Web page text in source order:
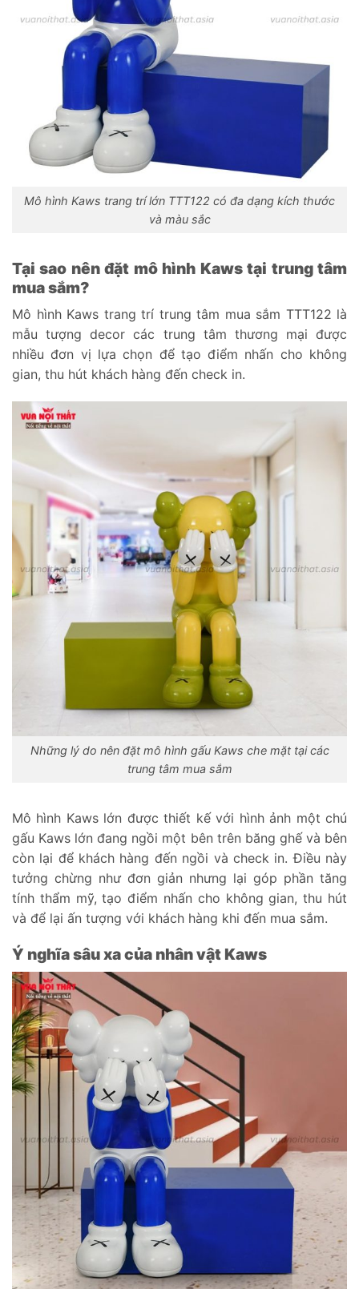
Mô hình Kaws trang trí lớn TTT122 có đa dạng kích thước
và màu sắc
Tại sao nên đặt mô hình Kaws tại trung tâm
mua sắm?
Mô hình Kaws trang trí trung tâm mua sắm TTT122 là
mẫu tượng decor các trung tâm thương mại được
nhiều đơn vị lựa chọn để tạo điểm nhấn cho không
gian, thu hút khách hàng đến check in.
Những lý do nên đặt mô hình gấu Kaws che mặt tại các
trung tâm mua sắm
Mô hình Kaws lớn được thiết kế với hình ảnh một chú
gấu Kaws lớn đang ngồi một bên trên băng ghế và bên
còn lại để khách hàng đến ngồi và check in. Điều này
tưởng chừng như đơn giản nhưng lại góp phần tăng
tính thẩm mỹ, tạo điểm nhấn cho không gian, thu hút
và để lại ấn tượng với khách hàng khi đến mua sắm.
Ý nghĩa sâu xa của nhân vật Kaws